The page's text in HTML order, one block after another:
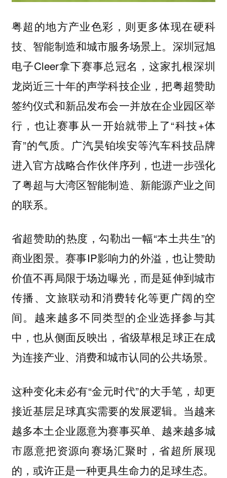
粤超的地方产业色彩，则更多体现在硬科
技、智能制造和城市服务场景上。深圳冠旭
电子Cleer拿下赛事总冠名，这家扎根深圳
龙岗近三十年的声学科技企业，把粤超赞助
签约仪式和新品发布会一并放在企业园区举
行，也让赛事从一开始就带上了“科技+体
育”的气质。广汽昊铂埃安等汽车科技品牌
进入官方战略合作伙伴序列，也进一步强化
了粤超与大湾区智能制造、新能源产业之间
的联系。
省超赞助的热度，勾勒出一幅“本土共生”的
商业图景。赛事IP影响力的外溢，也让赞助
价值不再局限于场边曝光，而是延伸到城市
传播、文旅联动和消费转化等更广阔的空
间。越来越多不同类型的企业选择参与其
中，也从侧面反映出，省级草根足球正在成
为连接产业、消费和城市认同的公共场景。
这种变化未必有“金元时代”的大手笔，却更
接近基层足球真实需要的发展逻辑。当越来
越多本土企业愿意为赛事买单、越来越多城
市愿意把资源向赛场汇聚时，省超所展现
的，或许正是一种更具生命力的足球生态。